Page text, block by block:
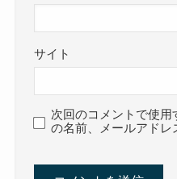
サイト
次回のコメントで使
の名前、メールアドレ